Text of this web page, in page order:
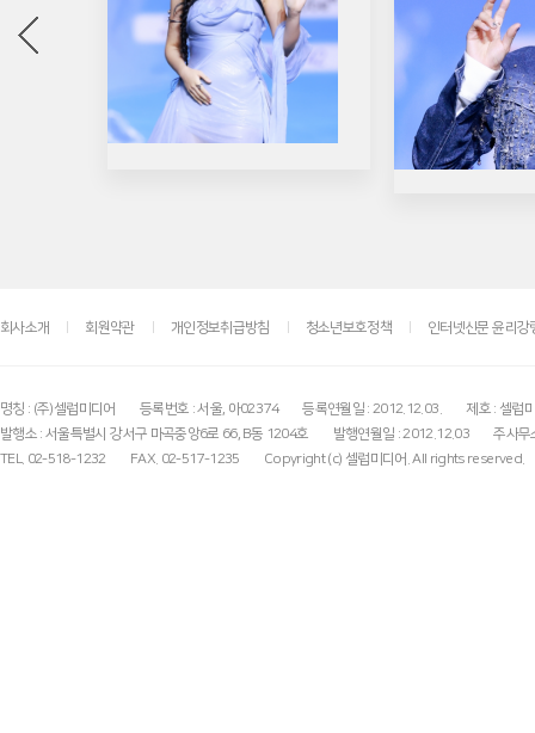
회사소개 회원약관 개인정보취급방침 청소년보호정책 인터넷신문 윤리강
명칭 : (주)셀럽미디어 등록번호 : 서울, 아02374 등록연월일 : 2012.12.03.
제호 : 셀럽
발행소 : 서울특별시 강서구 마곡중앙6로 66, B동 1204호
발행연월일 : 2012.12.03
주사무
TEL. 02-518-1232
FAX. 02-517-1235 Copyright (c) 셀럽미디어. All rights reserved.